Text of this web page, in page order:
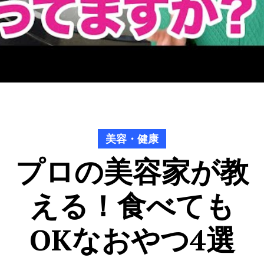
美容・健康
プロの美容家が教
える！食べても
OKなおやつ4選